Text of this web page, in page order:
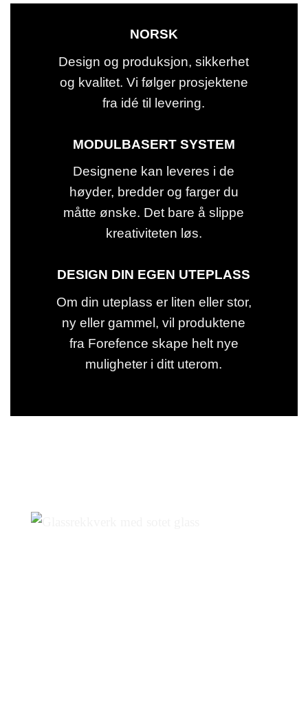
NORSK
Design og produksjon, sikkerhet
og kvalitet. Vi følger prosjektene
fra idé til levering.
MODULBASERT SYSTEM
Designene kan leveres i de
høyder, bredder og farger du
måtte ønske. Det bare å slippe
kreativiteten løs.
DESIGN DIN EGEN UTEPLASS
Om din uteplass er liten eller stor,
ny eller gammel, vil produktene
fra Forefence skape helt nye
muligheter i ditt uterom.